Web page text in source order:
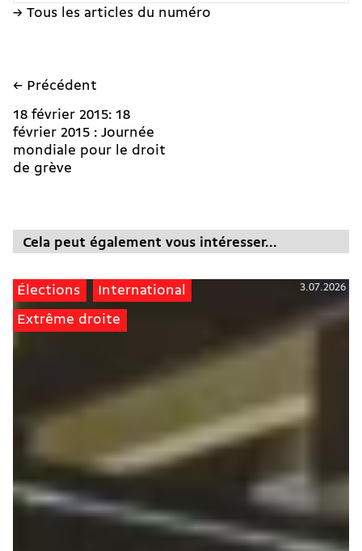
→ Tous les articles du numéro
← Précédent
18 février 2015: 18
février 2015 : Journée
mondiale pour le droit
de grève
Cela peut également vous intéresser...
Élections International
Extrême droite
3.07.2026